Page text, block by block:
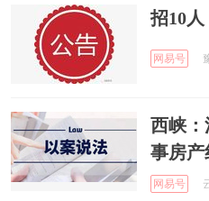
招10
网易号
西峡：
事房产
网易号